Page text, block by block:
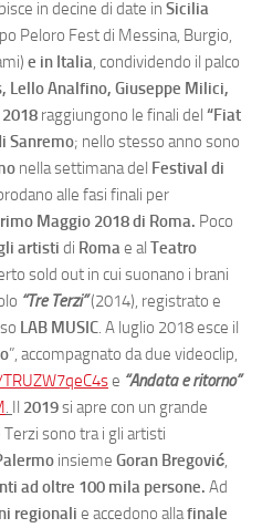
in decine di date in Sicilia
Peloro Fest di Messina, Burgio,
e in Italia, condividendo il palco
Lello Analfino, Giuseppe Milici,
2018 raggiungono le finali del “Fiat
Sanremo; nello stesso anno sono
nella settimana del Festival di
alle fasi finali per
Maggio 2018 di Roma. Poco
artisti di Romae al Teatro
sold out in cui suonano i brani
“Tre Terzi”(2014), registrato e
LAB MUSIC. A luglio 2018 esce il
”, accompagnato da due videoclip,
e “Andata e ritorno”
. Il 2019si apre con un grande
sono tra i gli artisti
insieme Goran Bregović,
ad oltre 100 mila persone. Ad
regionali e accedono allafinale